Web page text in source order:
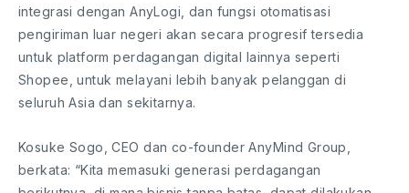
integrasi dengan AnyLogi, dan fungsi otomatisasi
pengiriman luar negeri akan secara progresif tersedia
untuk platform perdagangan digital lainnya seperti
Shopee, untuk melayani lebih banyak pelanggan di
seluruh Asia dan sekitarnya.
Kosuke Sogo, CEO dan co-founder AnyMind Group,
berkata: “Kita memasuki generasi perdagangan